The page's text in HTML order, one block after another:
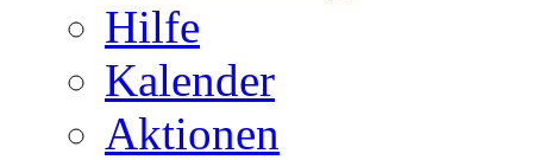
Hilfe
Kalender
Aktionen